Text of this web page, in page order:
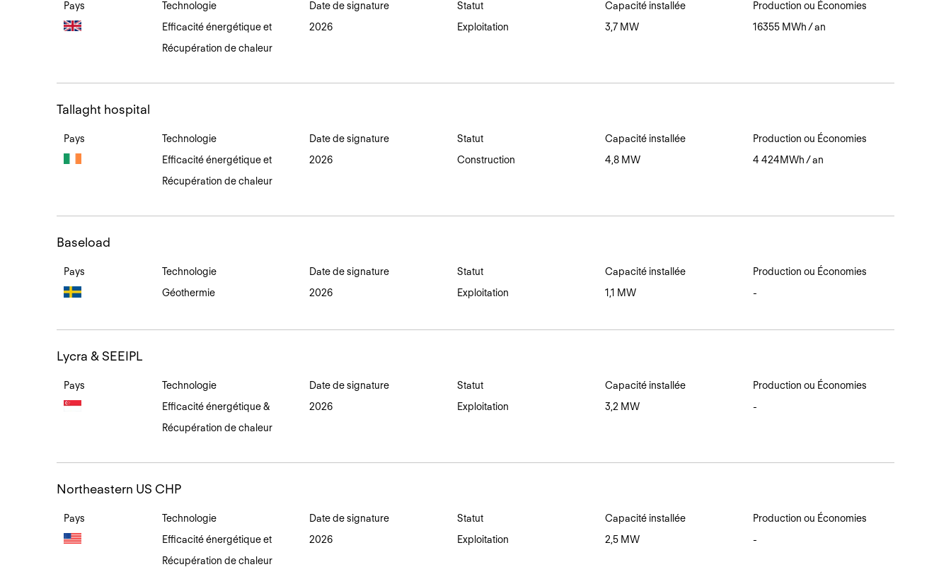
Pays
Technologie
Efficacité énergétique et
Récupération de chaleur
Date de signature
2026
Statut
Exploitation
Capacité installée
3,7 MW
Production ou Économies
16355 MWh / an
hospital
Tallaght hospital
Pays
Technologie
Efficacité énergétique et
Récupération de chaleur
Date de signature
2026
Statut
Construction
Capacité installée
4,8 MW
Production ou Économies
4 424MWh / an
Baseload
Pays
Technologie
Géothermie
Date de signature
2026
Statut
Exploitation
Capacité installée
1,1 MW
Production ou Économies
-
&
SEEIPL
Lycra & SEEIPL
Pays
Technologie
Efficacité énergétique &
Récupération de chaleur
Date de signature
2026
Statut
Exploitation
Capacité installée
3,2 MW
Production ou Économies
-
US
CHP
Northeastern US CHP
Pays
Technologie
Efficacité énergétique et
Récupération de chaleur
Date de signature
2026
Statut
Exploitation
Capacité installée
2,5 MW
Production ou Économies
-